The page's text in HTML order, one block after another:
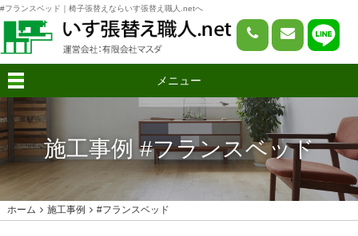
#フランスベッド｜椅子張替えならいす張替え職人.netへ
メニュー
施工事例 #フランスベッド
ホーム 施工事例 #フランスベッド